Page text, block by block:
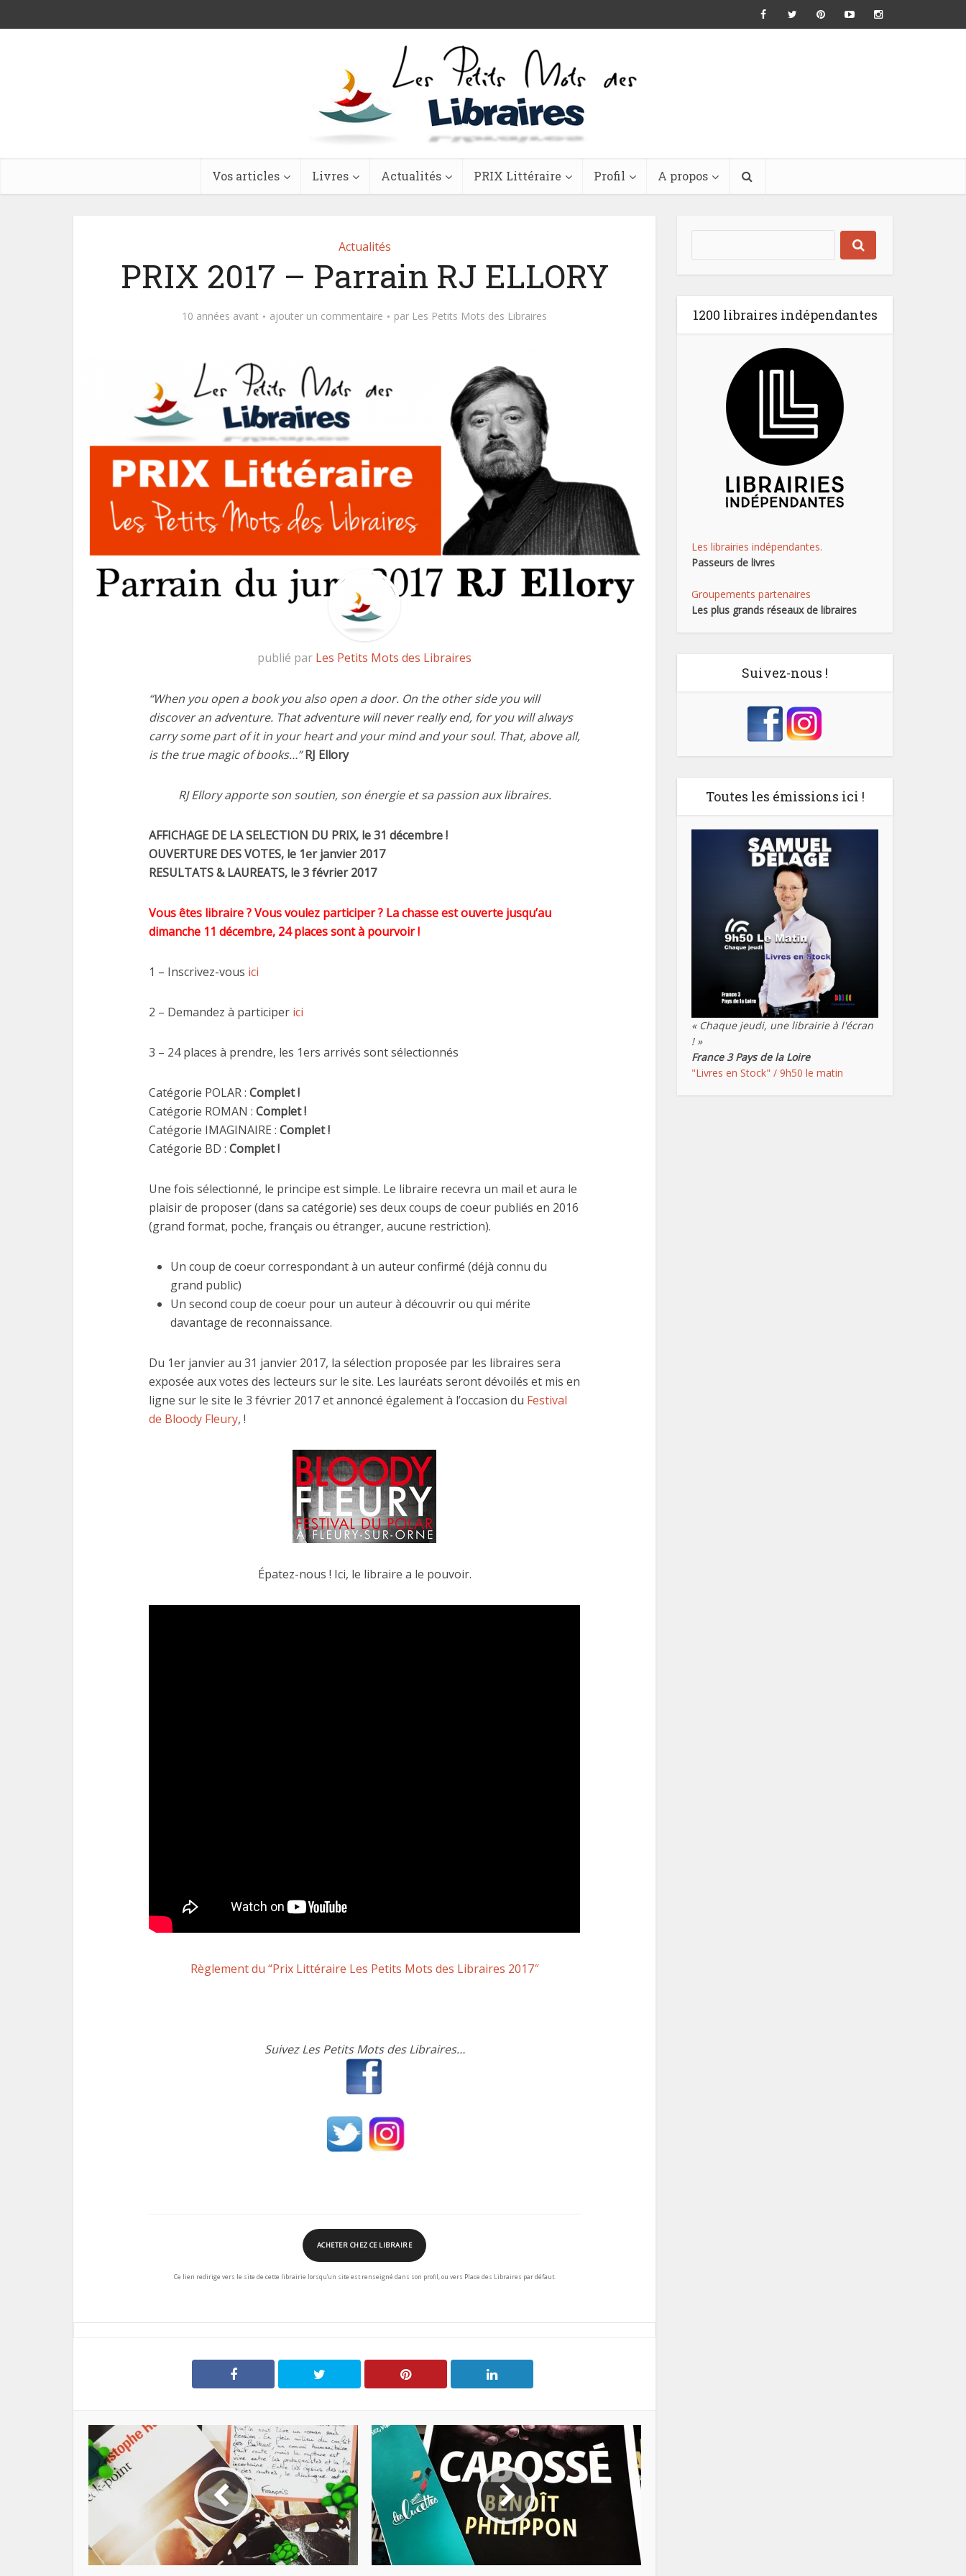
Vos articles Livres Actualités PRIX Littéraire Profil A propos
Actualités
PRIX 2017 – Parrain RJ ELLORY
10 années avant ajouter un commentaire par Les Petits Mots des Libraires
publié par Les Petits Mots des Libraires
“When you open a book you also open a door. On the other side you will
discover an adventure. That adventure will never really end, for you will always
carry some part of it in your heart and your mind and your soul. That, above all,
is the true magic of books…” RJ Ellory
RJ Ellory apporte son soutien, son énergie et sa passion aux libraires.
AFFICHAGE DE LA SELECTION DU PRIX, le 31 décembre !
OUVERTURE DES VOTES, le 1er janvier 2017
RESULTATS & LAUREATS, le 3 février 2017
Vous êtes libraire ? Vous voulez participer ? La chasse est ouverte jusqu’au
dimanche 11 décembre, 24 places sont à pourvoir !
1 – Inscrivez-vous ici
2 – Demandez à participer ici
3 – 24 places à prendre, les 1ers arrivés sont sélectionnés
Catégorie POLAR : Complet !
Catégorie ROMAN : Complet !
Catégorie IMAGINAIRE : Complet !
Catégorie BD : Complet !
Une fois sélectionné, le principe est simple. Le libraire recevra un mail et aura le
plaisir de proposer (dans sa catégorie) ses deux coups de coeur publiés en 2016
(grand format, poche, français ou étranger, aucune restriction).
Un coup de coeur correspondant à un auteur confirmé (déjà connu du
grand public)
Un second coup de coeur pour un auteur à découvrir ou qui mérite
davantage de reconnaissance.
Du 1er janvier au 31 janvier 2017, la sélection proposée par les libraires sera
exposée aux votes des lecteurs sur le site. Les lauréats seront dévoilés et mis en
ligne sur le site le 3 février 2017 et annoncé également à l’occasion du Festival
de Bloody Fleury, !
Épatez-nous ! Ici, le libraire a le pouvoir.
Règlement du “Prix Littéraire Les Petits Mots des Libraires 2017″
Suivez Les Petits Mots des Libraires…
ACHETER CHEZ CE LIBRAIRE
Ce lien redirige vers le site de cette librairie lorsqu’un site est renseigné dans son profil, ou vers Place des Libraires par défaut.
1200 libraires indépendantes
Les librairies indépendantes.
Passeurs de livres
Groupements partenaires
Les plus grands réseaux de libraires
Suivez-nous !
Toutes les émissions ici !
« Chaque jeudi, une librairie à l'écran
! »
France 3 Pays de la Loire
"Livres en Stock" / 9h50 le matin